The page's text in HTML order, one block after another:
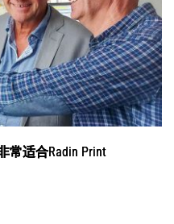
常适合Radin Print